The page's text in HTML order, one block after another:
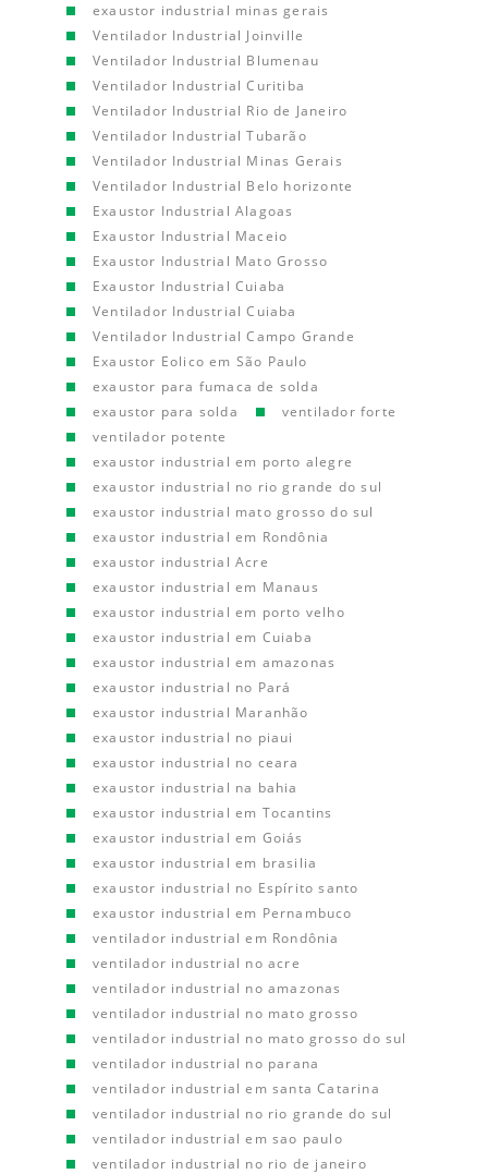
exaustor industrial minas gerais
Ventilador Industrial Joinville
Ventilador Industrial Blumenau
Ventilador Industrial Curitiba
Ventilador Industrial Rio de Janeiro
Ventilador Industrial Tubarão
Ventilador Industrial Minas Gerais
Ventilador Industrial Belo horizonte
Exaustor Industrial Alagoas
Exaustor Industrial Maceio
Exaustor Industrial Mato Grosso
Exaustor Industrial Cuiaba
Ventilador Industrial Cuiaba
Ventilador Industrial Campo Grande
Exaustor Eolico em São Paulo
exaustor para fumaca de solda
exaustor para solda
ventilador forte
ventilador potente
exaustor industrial em porto alegre
exaustor industrial no rio grande do sul
exaustor industrial mato grosso do sul
exaustor industrial em Rondônia
exaustor industrial Acre
exaustor industrial em Manaus
exaustor industrial em porto velho
exaustor industrial em Cuiaba
exaustor industrial em amazonas
exaustor industrial no Pará
exaustor industrial Maranhão
exaustor industrial no piaui
exaustor industrial no ceara
exaustor industrial na bahia
exaustor industrial em Tocantins
exaustor industrial em Goiás
exaustor industrial em brasilia
exaustor industrial no Espírito santo
exaustor industrial em Pernambuco
ventilador industrial em Rondônia
ventilador industrial no acre
ventilador industrial no amazonas
ventilador industrial no mato grosso
ventilador industrial no mato grosso do sul
ventilador industrial no parana
ventilador industrial em santa Catarina
ventilador industrial no rio grande do sul
ventilador industrial em sao paulo
ventilador industrial no rio de janeiro